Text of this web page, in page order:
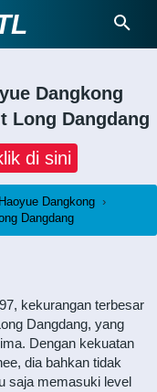
Dangkong
Long Dangdang
di sini
Dangkong ›
Dangdang
kekurangan terbesar
Dangdang, yang
Dengan kekuatan
dia bahkan tidak
saja memasuki level